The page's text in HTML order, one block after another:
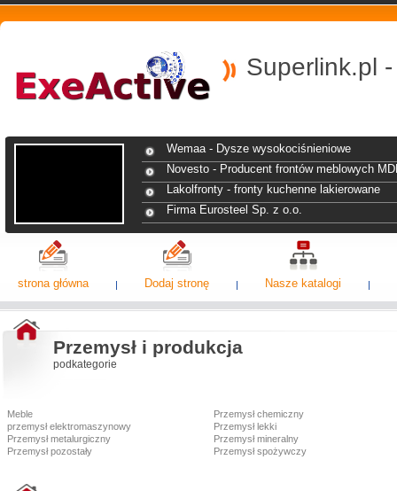
Superlink.pl
Wemaa - Dysze wysokociśnieniowe
Novesto - Producent frontów meblowych
Lakolfronty - fronty kuchenne lakierowane
Firma Eurosteel Sp. z o.o.
strona główna Dodaj stronę Nasze katalogi
Przemysł i produkcja
podkategorie
Meble
Przemysł chemiczny
przemysł elektromaszynowy
Przemysł lekki
Przemysł metalurgiczny
Przemysł mineralny
Przemysł pozostały
Przemysł spożywczy